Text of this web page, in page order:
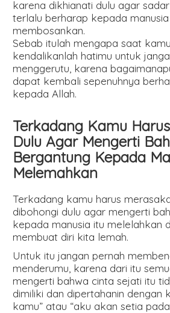
karena dikhianati dulu agar
terlalu berharap kepada
membosankan.
Sebab itulah mengapa saat
kendalikanlah hatimu untuk
menggerutu, karena
dapat kembali sepenuhnya
kepada Allah.
Terkadang Kamu
Dulu Agar Mengerti
Bergantung Kepada
Melemahkan
Terkadang kamu harus
dibohongi dulu agar mengerti
kepada manusia itu melelahkan
membuat diri kita lemah.
Untuk itu jangan pernah
menderumu, karena dari itu
mengerti bahwa cinta sejati itu
dimiliki dan dipertahanin dengan
kamu” atau “aku akan setia